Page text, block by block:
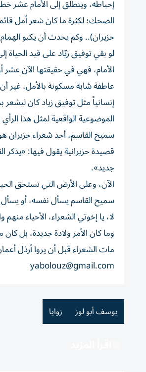
الضحك؛ لكثرة ما كان شعر أمل
حزيران).. وكم يحدث أن يكبو
لو بقي توفيق زيّاد على قيد
الأمام، فهي في حقيقتها الآن
عاطفة شابة مسكونة بالأمل، غير
إنسانياً مثل توفيق زياد كان
الموضوعية الواقعية لمثل هذا
سميح القاسم، أحد شعراء حزيران
قصيدة حزيرانية يقول فيها:
جديد».
الآن، وعلى الأرض التي تستحق
سميح القاسم يسأل نفسه، أو
لا، يا إخوتي الشعراء، الأحياء
وما كان الأمر ولادة جديدة، بل
مات الشعراء قبل أن يروا أرذل
yabolouz@gmail.com
يوسف أبو لوز زوايا